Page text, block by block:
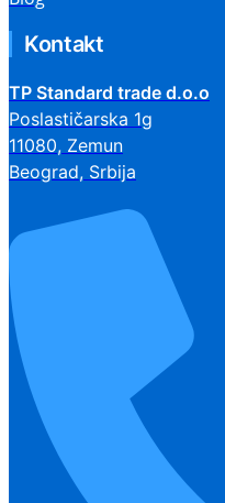
Kontakt
TP Standard trade d.o.o
Poslastičarska 1g
11080, Zemun
Beograd, Srbija